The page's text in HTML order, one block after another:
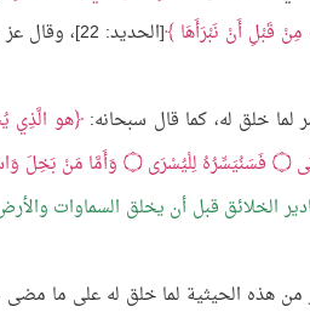
قَبْلِ أَنْ نَبْرَأَهَا
[الحديد: 22]،
لما خلق له، كما قال سبحانه: هو الَّذِي
۝ فَسَنُيَسِّرُهُ لِلْيُسْرَى۝ وَأَمَّا مَنْ بَخِلَ
الخلائق قبل أن يخلق السماوات
هذه الحيثية لما خلق له على ما مضى